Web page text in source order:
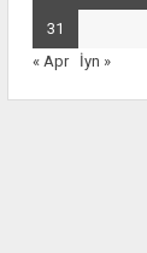
31
« Apr
İyn »